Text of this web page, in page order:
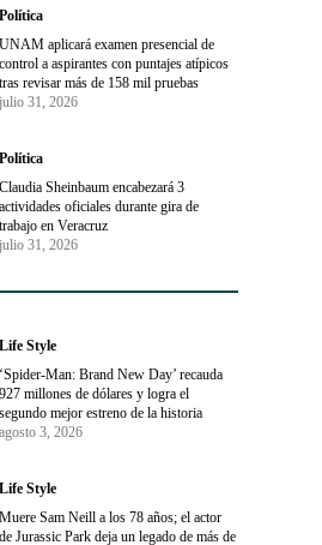
Política
UNAM aplicará examen presencial de
control a aspirantes con puntajes atípicos
tras revisar más de 158 mil pruebas
julio 31, 2026
Política
Claudia Sheinbaum encabezará 3
actividades oficiales durante gira de
trabajo en Veracruz
julio 31, 2026
Life Style
‘Spider-Man: Brand New Day’ recauda
927 millones de dólares y logra el
segundo mejor estreno de la historia
agosto 3, 2026
Life Style
Muere Sam Neill a los 78 años; el actor
de Jurassic Park deja un legado de más de